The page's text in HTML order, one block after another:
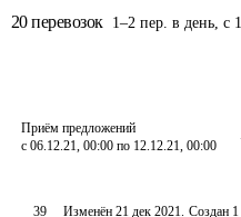
20 перевозок 1–2 пер. в день, с
Приём предложений
с 06.12.21, 00:00 по 12.12.21, 00:00
39 Изменён21 дек 2021. Создан